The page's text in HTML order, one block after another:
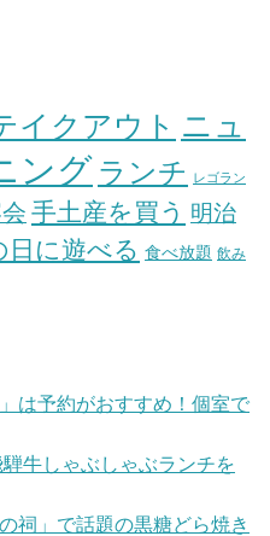
イクアウト ニュ
ング ランチ レゴラン
手土産を買う 明治
日に遊べる 食べ放題 飲み
は予約がおすすめ！個室で
牛しゃぶしゃぶランチを
祠」で話題の黒糖どら焼き